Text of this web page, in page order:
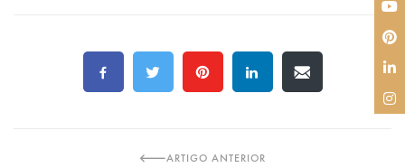
ARTIGO ANTERIOR